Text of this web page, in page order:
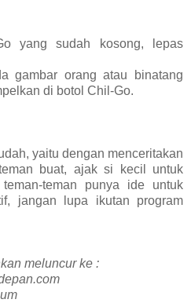
yang sudah kosong, lepas
gambar orang atau binatang
di botol Chil-Go.
yaitu dengan menceritakan
buat, ajak si kecil untuk
teman punya ide untuk
jangan lupa ikutan program
meluncur ke :